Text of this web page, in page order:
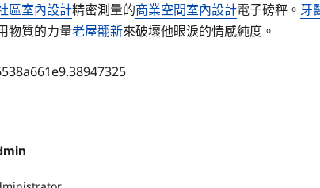
區室內設計精密測量的商業空間室內設計電子磅秤。 牙
物質的力量老屋翻新來破壞他眼淚的情感純度。